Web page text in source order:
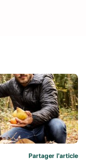
Partager l'article